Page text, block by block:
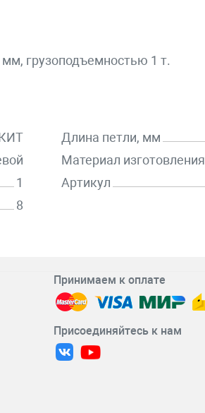
грузоподъемностью 1 т.
1
8
Длина петли, мм
Материал изготовления
Артикул
Принимаем к оплате
Присоединяйтесь к нам